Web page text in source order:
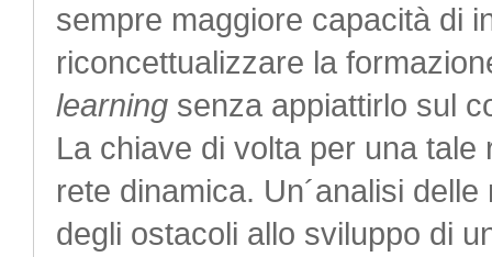
sempre maggiore capacità di
riconcettualizzare la
learning senza appiattirlo sul
La chiave di volta per una
rete dinamica. Un´analisi
degli ostacoli allo sviluppo di